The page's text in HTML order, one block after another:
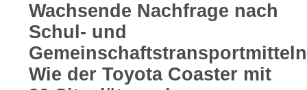
DATENSCHUTZRICHTLINIE
Wachsende Nachfrage nach
Schul- und
Wie der Toyota Coaster mit